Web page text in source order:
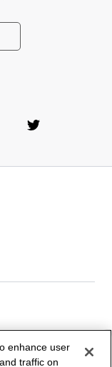
enhance user
traffic on